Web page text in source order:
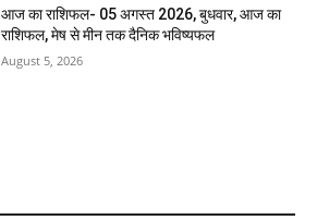
आज का राशिफल- 05 अगस्त 2026, बुधवार, आज का
राशिफल, मेष से मीन तक दैनिक भविष्यफल
August 5, 2026